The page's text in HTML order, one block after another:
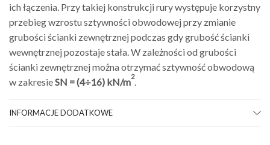
ich łączenia. Przy takiej konstrukcji rury występuje korzystny
przebieg wzrostu sztywności obwodowej przy zmianie
grubości ścianki zewnętrznej podczas gdy grubość ścianki
wewnętrznej pozostaje stała. W zależności od grubości
ścianki zewnętrznej można otrzymać sztywność obwodową
w zakresieSN = (4÷16) kN/m2.
INFORMACJE DODATKOWE